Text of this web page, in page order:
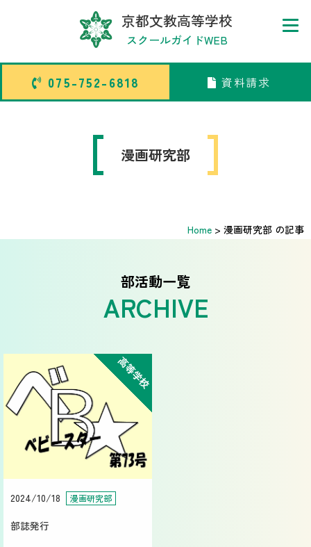
075-752-6818 資料請求
卒業生メッセージ
京都文教高等学校
スクールガイドWEB
075-752-6818 資料請求
漫画研究部
Home > 漫画研究部 の記事
部活動一覧
高等学校
2024/10/18 漫画研究部
部誌発行